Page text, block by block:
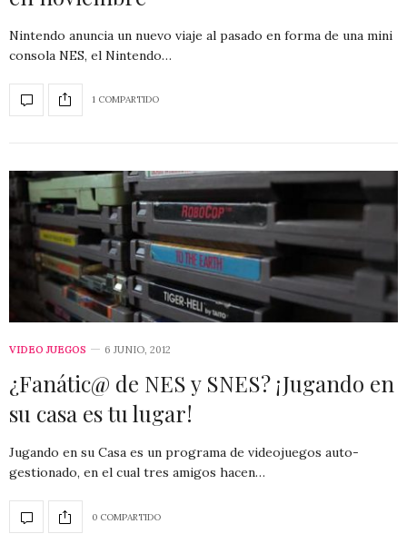
Nintendo anuncia un nuevo viaje al pasado en forma de una mini
consola NES, el Nintendo…
1 COMPARTIDO
VIDEO JUEGOS 6 JUNIO, 2012
¿Fanátic@ de NES y SNES? ¡Jugando en
su casa es tu lugar!
Jugando en su Casa es un programa de videojuegos auto-
gestionado, en el cual tres amigos hacen…
0 COMPARTIDO